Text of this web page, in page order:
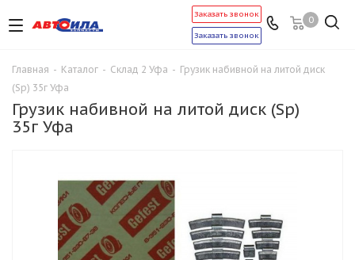
0
Заказать звонок
Заказать звонок
Главная - Каталог - Склад 2 Уфа - Грузик набивной на литой диск
(Sp) 35г Уфа
Грузик набивной на литой диск (Sp)
35г Уфа